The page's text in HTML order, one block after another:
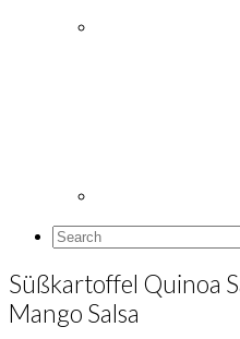
Search
Süßkartoffel Quinoa
Mango Salsa